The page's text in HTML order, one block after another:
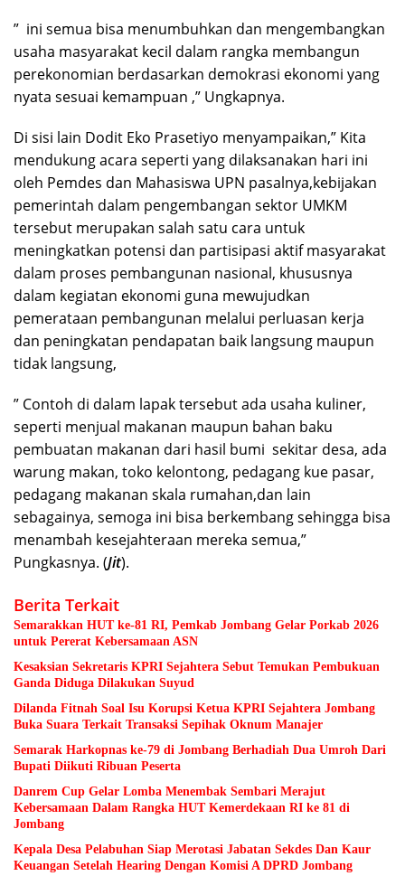
” ini semua bisa menumbuhkan dan mengembangkan
usaha masyarakat kecil dalam rangka membangun
perekonomian berdasarkan demokrasi ekonomi yang
nyata sesuai kemampuan ,” Ungkapnya.
Di sisi lain Dodit Eko Prasetiyo menyampaikan,” Kita
mendukung acara seperti yang dilaksanakan hari ini
oleh Pemdes dan Mahasiswa UPN pasalnya,kebijakan
pemerintah dalam pengembangan sektor UMKM
tersebut merupakan salah satu cara untuk
meningkatkan potensi dan partisipasi aktif masyarakat
dalam proses pembangunan nasional, khususnya
dalam kegiatan ekonomi guna mewujudkan
pemerataan pembangunan melalui perluasan kerja
dan peningkatan pendapatan baik langsung maupun
tidak langsung,
” Contoh di dalam lapak tersebut ada usaha kuliner,
seperti menjual makanan maupun bahan baku
pembuatan makanan dari hasil bumi sekitar desa, ada
warung makan, toko kelontong, pedagang kue pasar,
pedagang makanan skala rumahan,dan lain
sebagainya, semoga ini bisa berkembang sehingga bisa
menambah kesejahteraan mereka semua,”
Pungkasnya. (Jit).
Berita Terkait
Semarakkan HUT ke-81 RI, Pemkab Jombang Gelar Porkab 2026
untuk Pererat Kebersamaan ASN
Kesaksian Sekretaris KPRI Sejahtera Sebut Temukan Pembukuan
Ganda Diduga Dilakukan Suyud
Dilanda Fitnah Soal Isu Korupsi Ketua KPRI Sejahtera Jombang
Buka Suara Terkait Transaksi Sepihak Oknum Manajer
Semarak Harkopnas ke-79 di Jombang Berhadiah Dua Umroh Dari
Bupati Diikuti Ribuan Peserta
Danrem Cup Gelar Lomba Menembak Sembari Merajut
Kebersamaan Dalam Rangka HUT Kemerdekaan RI ke 81 di
Jombang
Kepala Desa Pelabuhan Siap Merotasi Jabatan Sekdes Dan Kaur
Keuangan Setelah Hearing Dengan Komisi A DPRD Jombang